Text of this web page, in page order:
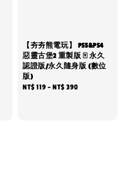
【夯夯熊電玩】 PS5&PS4
惡靈古堡2 重製版 🀄 永久
認證版/永久隨身版 (數位
版)
Regular
NT$ 119 -NT$ 390